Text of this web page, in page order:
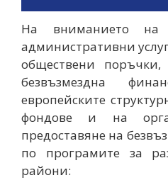
На вниманието на
административни
обществени
безвъзмездна
европейските
фондове и на
предоставяне на
по програмите за
райони: